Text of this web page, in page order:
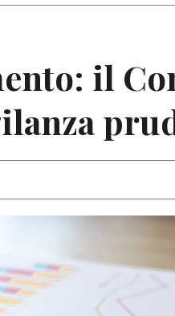
il